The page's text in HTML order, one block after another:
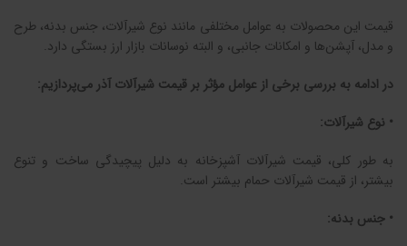
قیمت این محصولات به عوامل مختلفی مانند نوع شیرآلات، جنس بدنه، طرح
و مدل، آپشن‌ها و امکانات جانبی، و البته نوسانات بازار ارز بستگی دارد.
در ادامه به بررسی برخی از عوامل مؤثر بر قیمت شیرآلات آذر می‌پردازیم:
• نوع شیرآلات:
به طور کلی، قیمت شیرآلات آشپزخانه به دلیل پیچیدگی ساخت و تنوع
بیشتر، از قیمت شیرآلات حمام بیشتر است.
• جنس بدنه: